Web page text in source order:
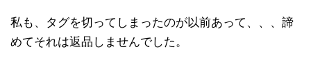
私も、タグを切ってしまったのが以前あって、、、諦
めてそれは返品しませんでした。